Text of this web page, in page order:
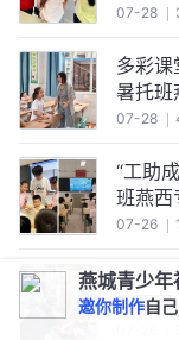
07-28
多彩
暑托班
07-28
“工助
班燕西
07-26
永安
彩回顾
燕城青少年
邀你制作 自